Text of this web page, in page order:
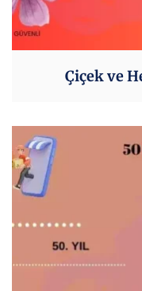
Çiçek ve